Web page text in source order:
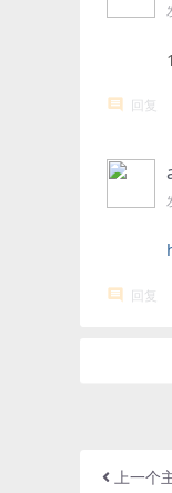
回复
回复
上一个